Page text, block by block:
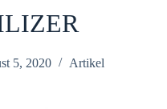
5, 2020 Artikel